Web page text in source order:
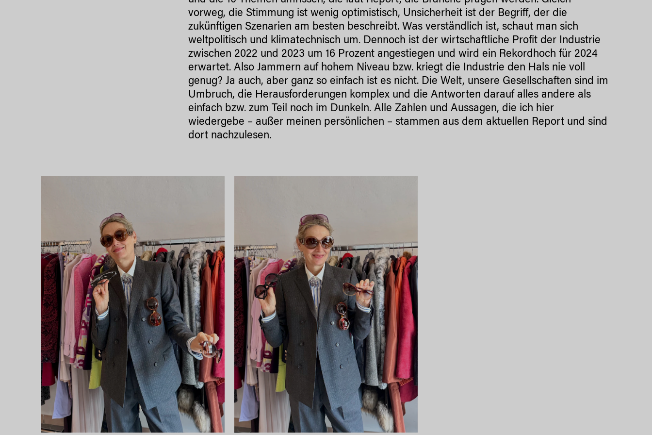
vorweg, die Stimmung ist wenig optimistisch, Unsicherheit ist der Begriff, der die
zukünftigen Szenarien am besten beschreibt. Was verständlich ist, schaut man sich
weltpolitisch und klimatechnisch um. Dennoch ist der wirtschaftliche Profit der Industrie
zwischen 2022 und 2023 um 16 Prozent angestiegen und wird ein Rekordhoch für 2024
erwartet. Also Jammern auf hohem Niveau bzw. kriegt die Industrie den Hals nie voll
genug? Ja auch, aber ganz so einfach ist es nicht. Die Welt, unsere Gesellschaften sind im
Umbruch, die Herausforderungen komplex und die Antworten darauf alles andere als
einfach bzw. zum Teil noch im Dunkeln. Alle Zahlen und Aussagen, die ich hier
wiedergebe – außer meinen persönlichen – stammen aus dem aktuellen Report und sind
dort nachzulesen.